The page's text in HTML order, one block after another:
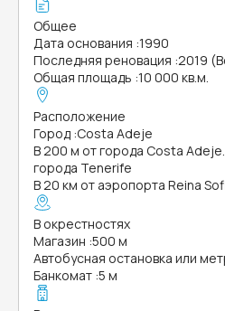
Общее
Дата основания :1990
Последняя реновация :2019
Общая площадь :10 000 кв.м.
Расположение
Город :Costa Adeje
В 200 м от города Costa
города Tenerife
В 20 км от аэропорта Reina
В окрестностях
Магазин :500 м
Автобусная остановка или
Банкомат :5 м